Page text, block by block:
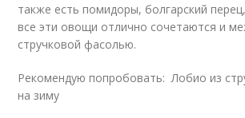
также есть помидоры, болгарский
все эти овощи отлично сочетаются и
стручковой фасолью.
Рекомендую попробовать: Лобио из
на зиму